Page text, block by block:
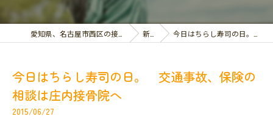
新着情報 今日はちらし寿司の日。 交通事故、保険の相談は庄内接骨院へ
今日はちらし寿司の日。 交通事故、保険の
相談は庄内接骨院へ
2015/06/27